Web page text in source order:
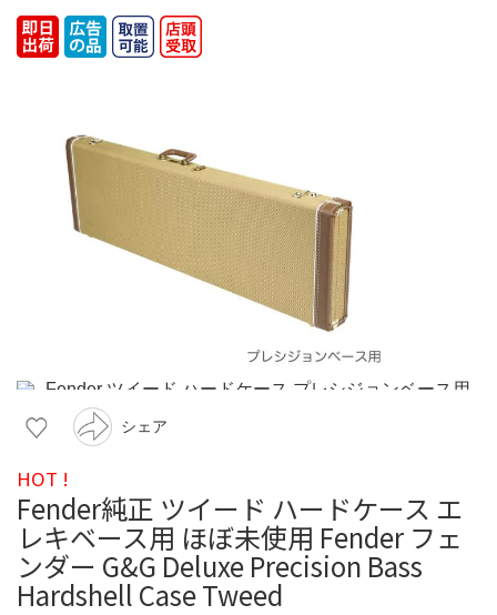
シェア
HOT !
Fender純正 ツイード ハードケース エ
レキベース用 ほぼ未使用 Fender フェ
ンダー G&G Deluxe Precision Bass
Hardshell Case Tweed